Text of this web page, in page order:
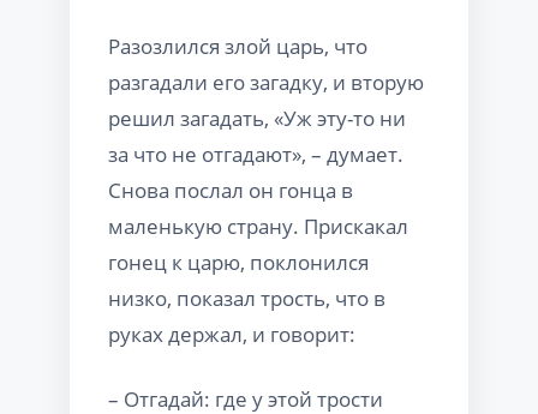
Разозлился злой царь, что
разгадали его загадку, и вторую
решил загадать, «Уж эту-то ни
за что не отгадают», – думает.
Снова послал он гонца в
маленькую страну. Прискакал
гонец к царю, поклонился
низко, показал трость, что в
руках держал, и говорит:
– Отгадай: где у этой трости